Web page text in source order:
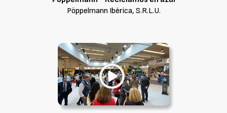
Pöppelmann Ibérica, S.R.L.U.